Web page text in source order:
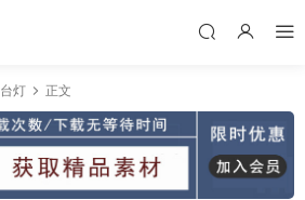
台灯 正文